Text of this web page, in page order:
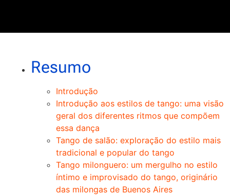
Resumo
Introdução
Introdução aos estilos de tango: uma visão
geral dos diferentes ritmos que compõem
essa dança
Tango de salão: exploração do estilo mais
tradicional e popular do tango
Tango milonguero: um mergulho no estilo
íntimo e improvisado do tango, originário
das milongas de Buenos Aires